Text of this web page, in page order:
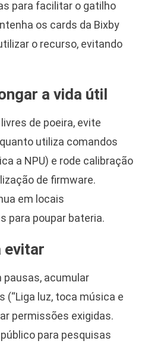
para facilitar o gatilho
os cards da Bixby
o recurso, evitando
a vida útil
de poeira, evite
utiliza comandos
a NPU) e rode calibração
de firmware.
em locais
para poupar bateria.
evitar
pausas, acumular
(“Liga luz, toca música e
permissões exigidas.
para pesquisas